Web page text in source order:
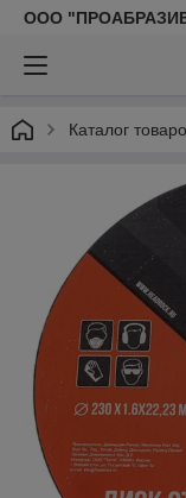
ООО "ПРОАБРАЗИВ"
Каталог